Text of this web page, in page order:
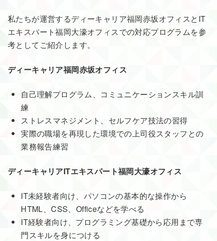
私たちが運営するディーキャリア福岡赤坂オフィスとIT
エキスパート福岡大濠オフィスでの対応プログラムを参
考としてご紹介します。
ディーキャリア福岡赤坂オフィス
自己理解プログラム、コミュニケーションスキル訓
練
ストレスマネジメント、セルフケア技法の習得
実際の職場を再現した環境での上司役スタッフとの
業務報告練習
ディーキャリアITエキスパート福岡大濠オフィス
IT未経験者向け、パソコンの基本的な操作から
HTML、CSS、Officeなどを学べる
IT経験者向け、プログラミング基礎から応用まで専
門スキルを身につける